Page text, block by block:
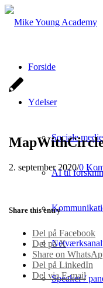
Forside
Ydelser
Sociale
AI til
Speaker /
2. september 2020/0
Share this entry
Del på Facebook
Del på X
Share on
Del på LinkedIn
Del via E-mail